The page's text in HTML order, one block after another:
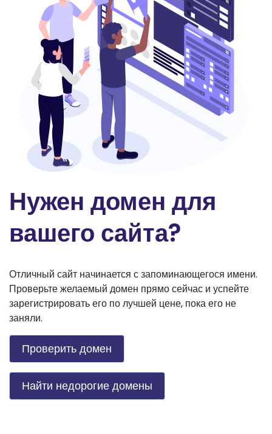
Нужен домен для
вашего сайта?
Отличный сайт начинается с запоминающегося имени.
Проверьте желаемый домен прямо сейчас и успейте
зарегистрировать его по лучшей цене, пока его не
заняли.
Проверить домен
Найти недорогие домены